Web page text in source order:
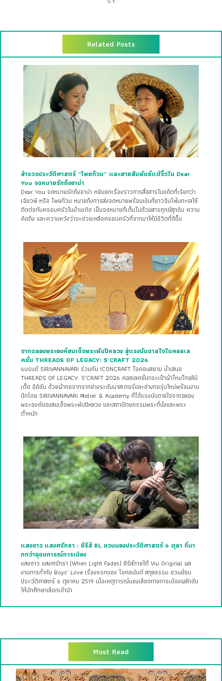
Related Posts
สำรวจประวัติศาสตร์ “โพยก๊วน” และสายสัมพันธ์แต้จิ๋วใน Dear
You จดหมายรักถึงอาม่า
Dear You จดหมายรักถึงอาม่า หยิบยกเรื่องราวการสื่อสารในอดีตที่เรียกว่า
เฉียวพี หรือ โพยก๊วน หมายถึงการส่งจดหมายพร้อมเงินที่ชาวจีนโพ้นทะเลใช้
ติดต่อกับครอบครัวในบ้านเกิด เป็นจดหมายที่เต็มไปด้วยสารทุกข์สุกดิบ ความ
คิดถึง และความหวังว่าจะช่วยเหลือครอบครัวที่จากมาให้มีชีวิตที่ดีขึ้น
จากฉลองพระองค์สมเด็จพระพันปีหลวง สู่แรงบันดาลใจในคอลเล
คชั่น THREADS OF LEGACY: S’CRAFT 2026
แบรนด์ SIRIVANNAVARI ร่วมกับ ICONCRAFT ไอคอนสยาม นำเสนอ
THREADS OF LEGACY: S’CRAFT 2026 คอลเลคชั่นกระเป๋าผ้าไหมไทยลิมิ
เต็ด อิดิชัน ด้วยผ้าทอจากจากช่างระดับมาสเตอร์และช่างทอรุ่นใหม่พร้อมงาน
ปักโดย SIRIVANNAVARI Atelier & Academy ที่ได้แรงบันดาลใจจากฉลอง
พระองค์ของสมเด็จพระพันปีหลวง และสถาปัตยกรรมพระที่นั่งและพระ
ตำหนัก
แสงดาว แสงศรัทธา : ซีรีส์ BL ชวนมองประวัติศาสตร์ 6 ตุลา ที่มา
กกว่าอุดมการณ์การเมือง
แสงดาว แสงศรัทธา (When Light Fades) ซีรีส์ภายใต้ Viu Original ผล
งานการกำกับ Boys’ Love เรื่องแรกของ โชคอนันต์ สกุลธรรม ชวนย้อน
ประวัติศาสตร์ 6 ตุลาคม 2519 เมื่อเหตุการณ์นองเลือดทางการเมืองผลักดัน
ให้นักศึกษาเลือกเข้าป่า
Most Read